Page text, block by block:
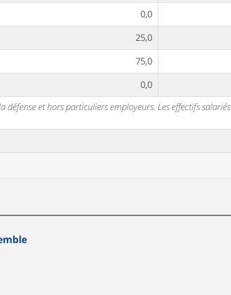
0,0
25,0
75,0
0,0
et hors particuliers employeurs. Les effectifs salariés